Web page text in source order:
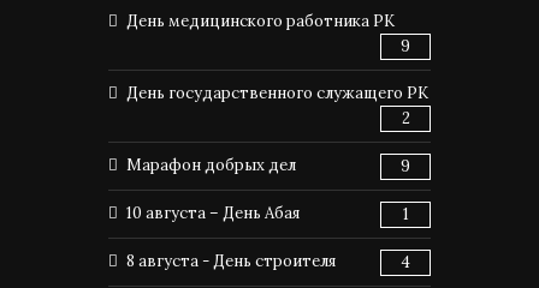
День медицинского работника РК
9
День государственного служащего РК
2
Марафон добрых дел 9
10 августа – День Абая 1
8 августа - День строителя 4